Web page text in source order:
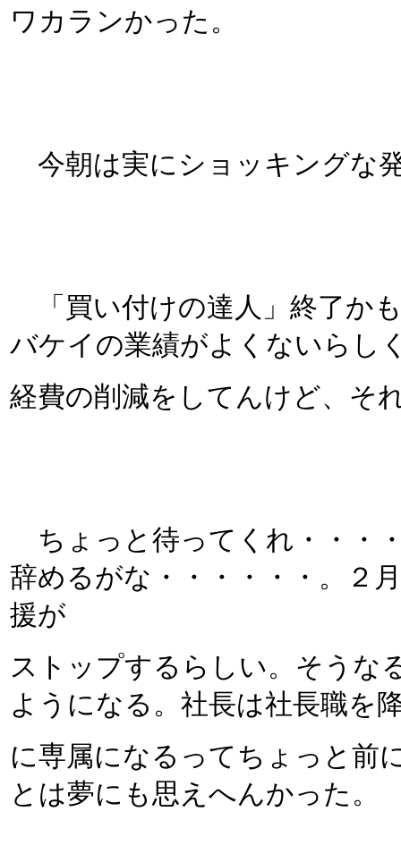
ワカランかった。
今朝は実にショッキングな
「買い付けの達人」終了か
バケイの業績がよくないらし
経費の削減をしてんけど、そ
ちょっと待ってくれ・・・
辞めるがな・・・・・・。２
援が
ストップするらしい。そうな
ようになる。社長は社長職を
に専属になるってちょっと前
とは夢にも思えへんかった。